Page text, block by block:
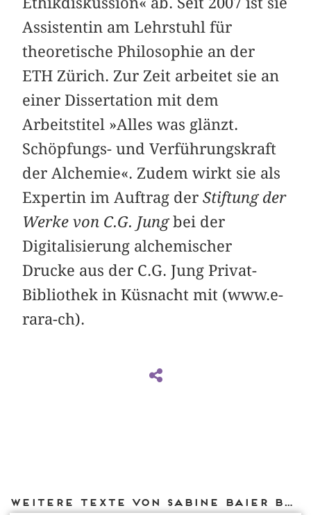
Assistentin am Lehrstuhl für
theoretische Philosophie an der
ETH Zürich. Zur Zeit arbeitet sie an
einer Dissertation mit dem
Arbeitstitel »Alles was glänzt.
Schöpfungs- und Verführungskraft
der Alchemie«. Zudem wirkt sie als
Expertin im Auftrag derStiftung der
Werke von C.G. Jungbei der
Digitalisierung alchemischer
Drucke aus der C.G. Jung Privat-
Bibliothek in Küsnacht mit (www.e-
rara-ch).
Weitere Texte von Sabine Baier bei DIAPHANES